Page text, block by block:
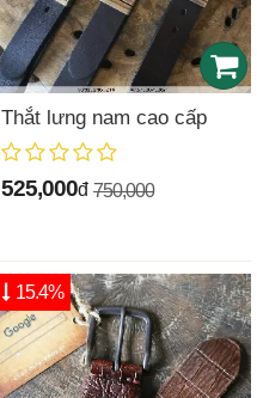
Thắt lưng nam cao cấp
525,000đ 750,000
15.4%